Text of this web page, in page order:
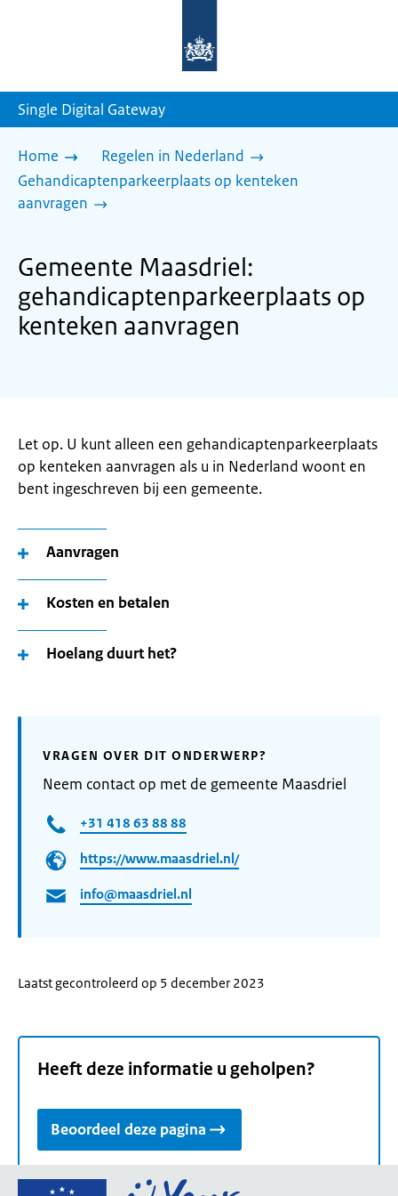
homepage
Single Digital Gateway
Home
Regelen in Nederland
Gehandicaptenparkeerplaats op kenteken
aanvragen
Gemeente Maasdriel:
gehandicaptenparkeerplaats op
kenteken aanvragen
Let op. U kunt alleen een gehandicaptenparkeerplaats
op kenteken aanvragen als u in Nederland woont en
bent ingeschreven bij een gemeente.
Aanvragen
Kosten en betalen
Hoelang duurt het?
VRAGEN OVER DIT ONDERWERP?
Neem contact op met de gemeente Maasdriel
+31 418 63 88 88
https://www.maasdriel.nl/
info@maasdriel.nl
Laatst gecontroleerd op 5 december 2023
Heeft deze informatie u geholpen?
Beoordeel deze pagina
Ga